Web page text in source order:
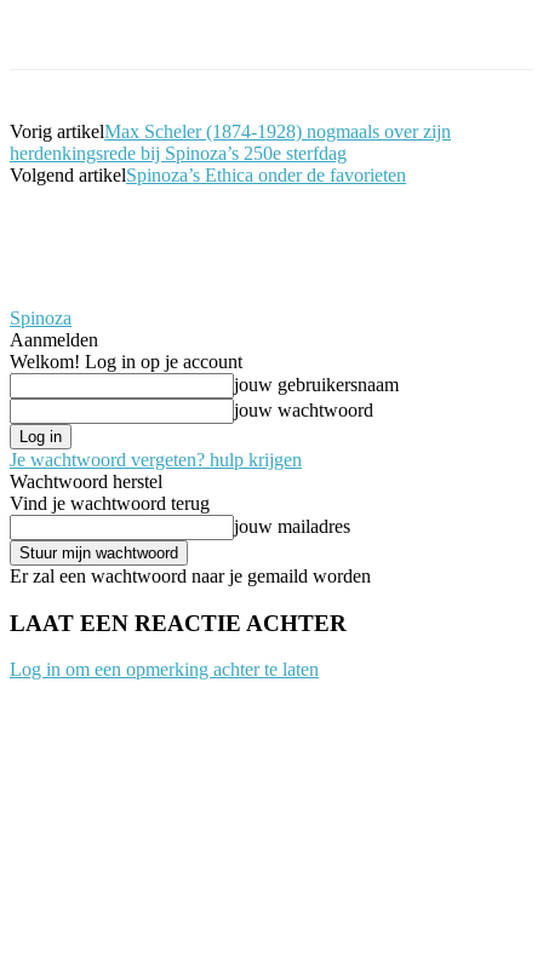
Vorig artikelMax Scheler (1874-1928) nogmaals over zijn
herdenkingsrede bij Spinoza’s 250e sterfdag
Volgend artikelSpinoza’s Ethica onder de favorieten
Spinoza
Aanmelden
Welkom! Log in op je account
jouw gebruikersnaam
jouw wachtwoord
Je wachtwoord vergeten? hulp krijgen
Wachtwoord herstel
Vind je wachtwoord terug
jouw mailadres
Er zal een wachtwoord naar je gemaild worden
LAAT EEN REACTIE ACHTER
Log in om een opmerking achter te laten